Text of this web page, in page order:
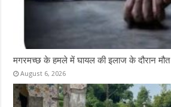
मगरमच्छ के हमले में घायल की इलाज के दौरान मौत
August 6, 2026